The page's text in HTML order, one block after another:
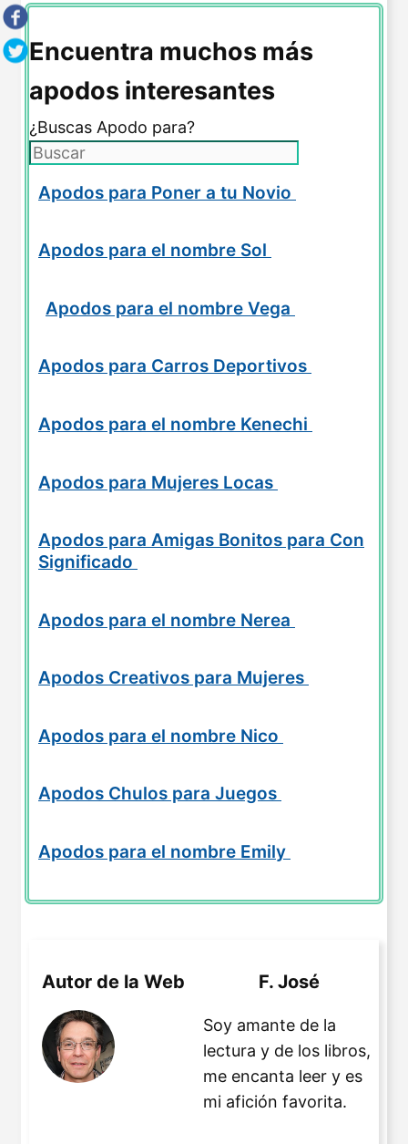
Encuentra muchos más
apodos interesantes
¿Buscas Apodo para?
Apodos para Poner a tu Novio
Apodos para el nombre Sol
Apodos para el nombre Vega
Apodos para Carros Deportivos
Apodos para el nombre Kenechi
Apodos para Mujeres Locas
Apodos para Amigas Bonitos para Con
Significado
Apodos para el nombre Nerea
Apodos Creativos para Mujeres
Apodos para el nombre Nico
Apodos Chulos para Juegos
Apodos para el nombre Emily
Autor de la Web F. José
Soy amante de la
lectura y de los libros,
me encanta leer y es
mi afición favorita.